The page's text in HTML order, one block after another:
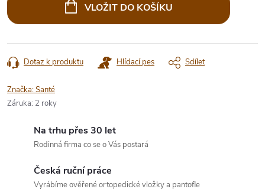
VLOŽIT DO KOŠÍKU
Dotaz k produktu Hlídací pes Sdílet
Značka:Santé
Záruka: 2 roky
Na trhu přes 30 let
Rodinná firma co se o Vás postará
Česká ruční práce
Vyrábíme ověřené ortopedické vložky a pantofle